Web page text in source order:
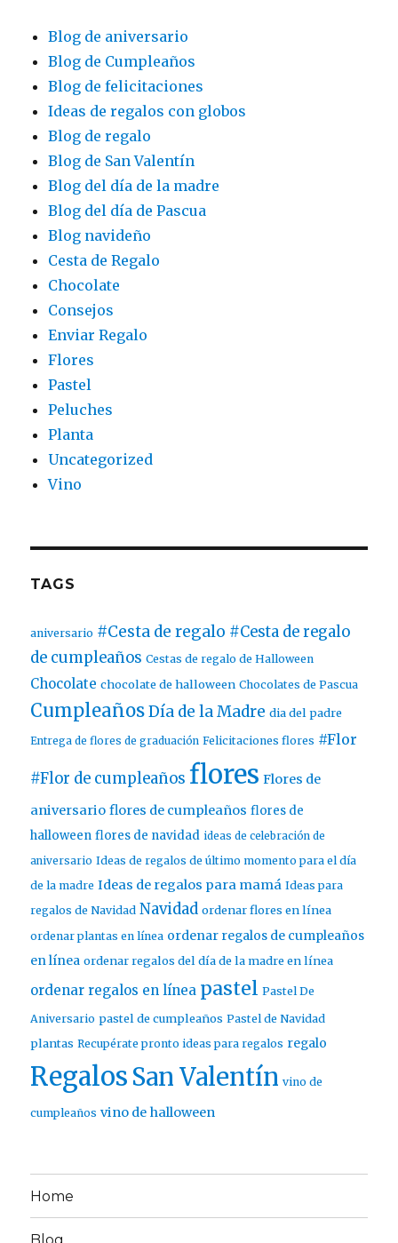
Blog de aniversario
Blog de Cumpleaños
Blog de felicitaciones
Ideas de regalos con globos
Blog de regalo
Blog de San Valentín
Blog del día de la madre
Blog del día de Pascua
Blog navideño
Cesta de Regalo
Chocolate
Consejos
Enviar Regalo
Flores
Pastel
Peluches
Planta
Uncategorized
Vino
TAGS
aniversario #Cesta de regalo #Cesta de regalo
de cumpleaños Cestas de regalo de Halloween
Chocolate chocolate de halloween Chocolates de Pascua
Cumpleaños Día de la Madre dia del padre
Entrega de flores de graduación Felicitaciones flores #Flor
#Flor de cumpleaños flores Flores de
aniversario flores de cumpleaños flores de
halloween flores de navidad ideas de celebración de
aniversario Ideas de regalos de último momento para el día
de la madre Ideas de regalos para mamá Ideas para
regalos de Navidad Navidad ordenar flores en línea
ordenar plantas en línea ordenar regalos de cumpleaños
en línea ordenar regalos del día de la madre en línea
ordenar regalos en línea pastel Pastel De
Aniversario pastel de cumpleaños Pastel de Navidad
plantas Recupérate pronto ideas para regalos regalo
Regalos San Valentín vino de
cumpleaños vino de halloween
Home
Blog